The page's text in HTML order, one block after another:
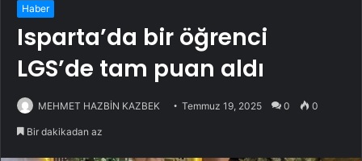
Haber
Isparta’da bir öğrenci
LGS’de tam puan aldı
MEHMET HAZBİN KAZBEK Temmuz 19, 2025 0 0
Bir dakikadan az